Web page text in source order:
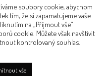
a WC kartu. Z peněz
soubory cookie, abychom
tím, že si zapamatujeme vaše
na „Přijmout vše“
cookie. Můžete však navštívit
kontrolovaný souhlas.
vše